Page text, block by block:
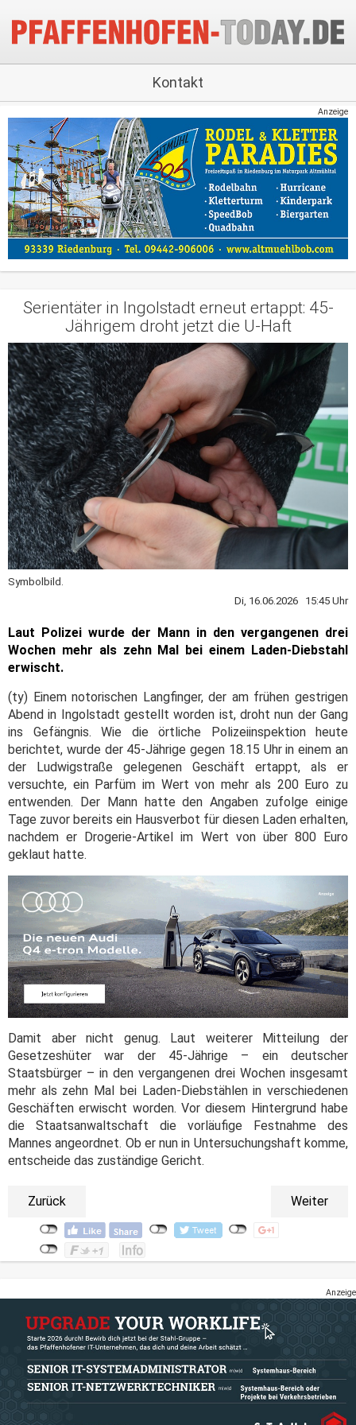
Kontakt
Anzeige
Serientäter in Ingolstadt erneut ertappt: 45-
Jährigem droht jetzt die U-Haft
Symbolbild.
Di, 16.06.2026 15:45 Uhr
Laut Polizei wurde der Mann in den vergangenen drei
Wochen mehr als zehn Mal bei einem Laden-Diebstahl
erwischt.
(ty) Einem notorischen Langfinger, der am frühen gestrigen
Abend in Ingolstadt gestellt worden ist, droht nun der Gang
ins Gefängnis. Wie die örtliche Polizeiinspektion heute
berichtet, wurde der 45-Jährige gegen 18.15 Uhr in einem an
der Ludwigstraße gelegenen Geschäft ertappt, als er
versuchte, ein Parfüm im Wert von mehr als 200 Euro zu
entwenden. Der Mann hatte den Angaben zufolge einige
Tage zuvor bereits ein Hausverbot für diesen Laden erhalten,
nachdem er Drogerie-Artikel im Wert von über 800 Euro
geklaut hatte.
Damit aber nicht genug. Laut weiterer Mitteilung der
Gesetzeshüter war der 45-Jährige – ein deutscher
Staatsbürger – in den vergangenen drei Wochen insgesamt
mehr als zehn Mal bei Laden-Diebstählen in verschiedenen
Geschäften erwischt worden. Vor diesem Hintergrund habe
die Staatsanwaltschaft die vorläufige Festnahme des
Mannes angeordnet. Ob er nun in Untersuchungshaft komme,
entscheide das zuständige Gericht.
Zurück Weiter
Anzeige